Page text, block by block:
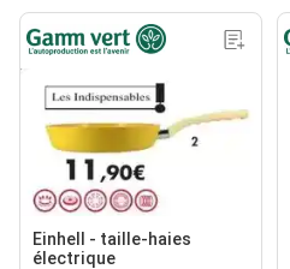
Einhell - taille-haies
électrique